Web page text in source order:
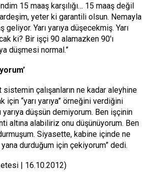
15 maaş karşılığı… 15 maaş değil
yeter ki garantili olsun. Nemayla
geliyor. Yarı yarıya düşecekmiş. Yarı
ki? Bir işçi 90 alamazken 90′ı
düşmesi normal.”
sistemin çalışanların ne kadar aleyhine
için “yarı yarıya” örneğini verdiğini
yarıya düşsün demiyorum. Ben işçinin
altına alabiliriz onu düşünüyorum. Ben
Siyasette, kabine içinde ne
durduğum için çekiyorum” dedi.
| 16.10.2012)